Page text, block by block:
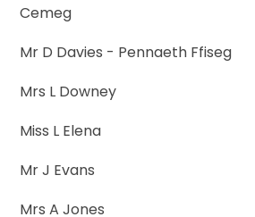
Cemeg
Mr D Davies - Pennaeth Ffiseg
Mrs L Downey
Miss L Elena
Mr J Evans
Mrs A Jones